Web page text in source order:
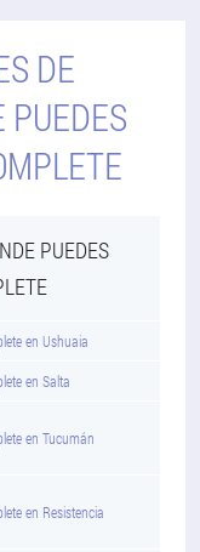
DE
PUEDES
en Ushuaia
en Salta
en Tucumán
en Resistencia